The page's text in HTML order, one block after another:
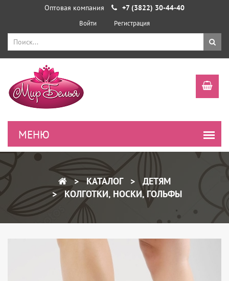
Оптовая компания +7 (3822) 30-44-40
Войти Регистрация
КАТАЛОГ
ДЕТЯМ
КОЛГОТКИ, НОСКИ, ГОЛЬФЫ